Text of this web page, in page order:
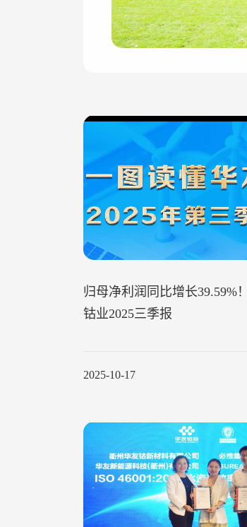
归母净利润同比增长39.59%
钴业2025三季报
2025-10-17